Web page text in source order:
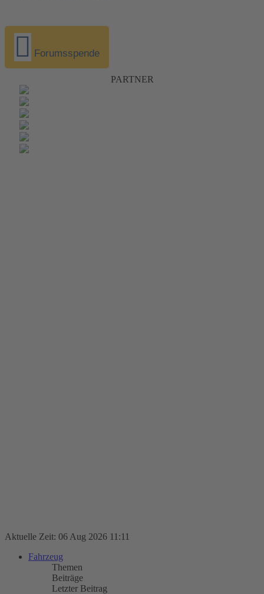
Forumsspende
PARTNER
Aktuelle Zeit: 06 Aug 2026 11:11
Fahrzeug
Themen
Beiträge
Letzter Beitrag